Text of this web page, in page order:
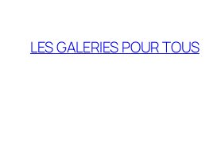
contenu
LES GALERIES POUR TOUS